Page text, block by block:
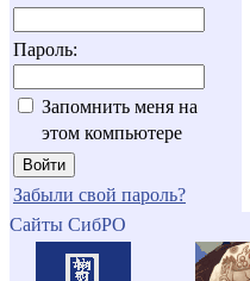
Пароль:
Запомнить меня на
этом компьютере
Забыли свой пароль?
Сайты СибРО